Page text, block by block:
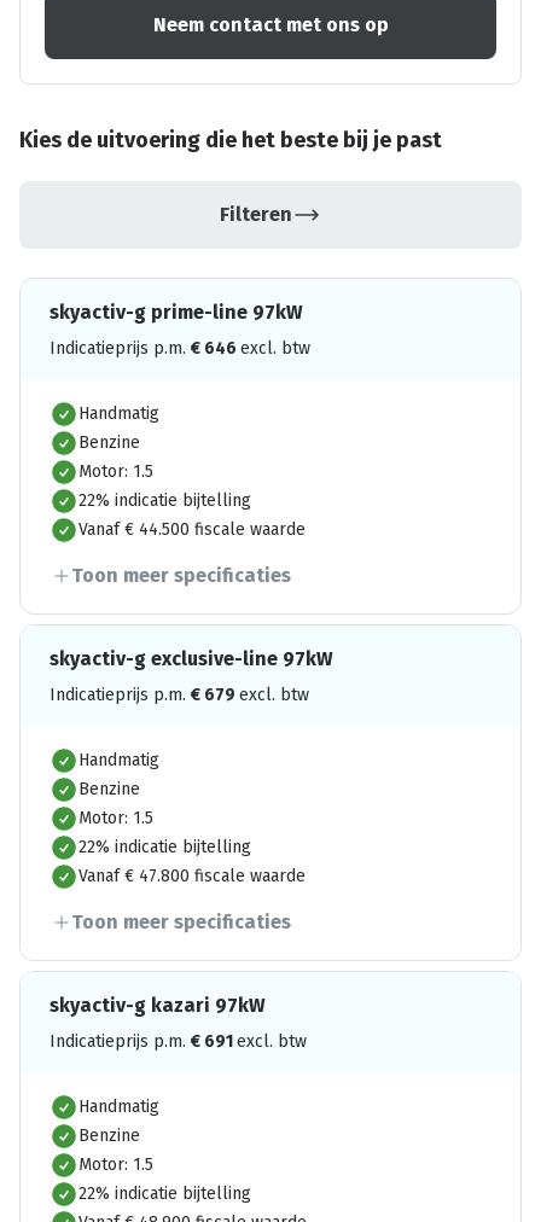
Neem contact met ons op
Kies de uitvoering die het beste bij je past
Filteren
skyactiv-g prime-line 97kW
Indicatieprijs p.m. € 646 excl. btw
Handmatig
Benzine
Motor: 1.5
22% indicatie bijtelling
Vanaf € 44.500 fiscale waarde
Toon meer specificaties
skyactiv-g exclusive-line 97kW
Indicatieprijs p.m. € 679 excl. btw
Handmatig
Benzine
Motor: 1.5
22% indicatie bijtelling
Vanaf € 47.800 fiscale waarde
Toon meer specificaties
skyactiv-g kazari 97kW
Indicatieprijs p.m. € 691excl. btw
Handmatig
Benzine
Motor: 1.5
22% indicatie bijtelling